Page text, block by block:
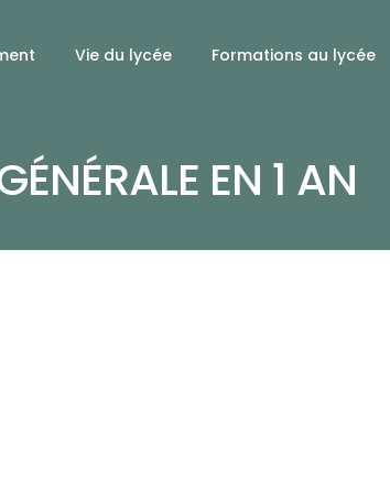
Vie du lycée Formations au lycée
EN 1 AN